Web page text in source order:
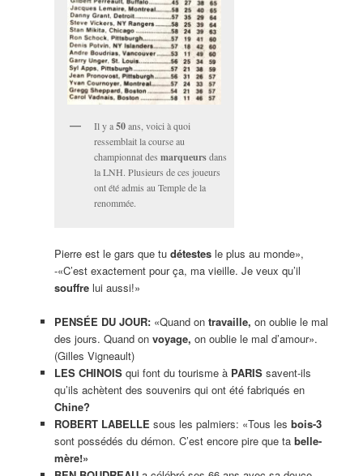
Il y a50ans, voici à quoi
ressemblait la course au
championnat des marqueursdans
la LNH. Plusieurs de ces joueurs
ont été admis au Temple de la
renommée.
Pierre est le gars que tu détestesle plus au monde»,
-«C’est exactement pour ça, ma vieille. Je veux qu’il
souffrelui aussi!»
PENSÉE DU JOUR:«Quand on travaille, on oublie le mal
des jours. Quand on voyage, on oublie le mal d’amour».
(Gilles Vigneault)
LES CHINOISqui font du tourisme à PARISsavent-ils
qu’ils achètent des souvenirs qui ont été fabriqués en
Chine?
ROBERT LABELLE sous les palmiers: «Tous les bois-3
sont possédés du démon. C’est encore pire que ta belle-
mère!»